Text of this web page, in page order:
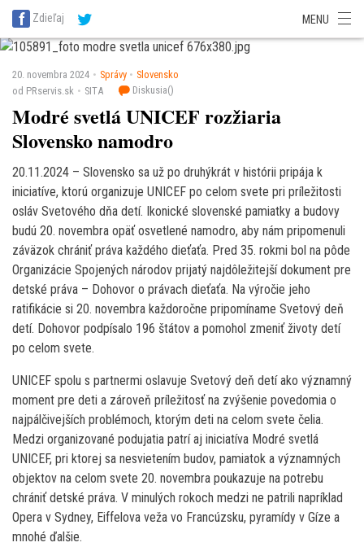
SITA Energetika
SITA Potravinárstvo
Zdieľaj MENU
20. novembra 2024 Správy
Slovensko
od PRservis.sk
SITA Diskusia()
Modré svetlá UNICEF rozžiaria
Slovensko namodro
20.11.2024 – Slovensko sa už po druhýkrát v histórii pripája k
iniciatíve, ktorú organizuje UNICEF po celom svete pri príležitosti
osláv Svetového dňa detí. Ikonické slovenské pamiatky a budovy
budú 20. novembra opäť osvetlené namodro, aby nám pripomenuli
záväzok chrániť práva každého dieťaťa. Pred 35. rokmi bol na pôde
Organizácie Spojených národov prijatý najdôležitejší dokument pre
detské práva – Dohovor o právach dieťaťa. Na výročie jeho
ratifikácie si 20. novembra každoročne pripomíname Svetový deň
detí. Dohovor podpísalo 196 štátov a pomohol zmeniť životy detí
po celom svete.
UNICEF spolu s partnermi oslavuje Svetový deň detí ako významný
moment pre deti a zároveň príležitosť na zvýšenie povedomia o
najpálčivejších problémoch, ktorým deti na celom svete čelia.
Medzi organizované podujatia patrí aj iniciatíva Modré svetlá
UNICEF, pri ktorej sa nesvietením budov, pamiatok a významných
objektov na celom svete 20. novembra poukazuje na potrebu
chrániť detské práva. V minulých rokoch medzi ne patrili napríklad
Opera v Sydney, Eiffelova veža vo Francúzsku, pyramídy v Gíze a
mnohé ďalšie.